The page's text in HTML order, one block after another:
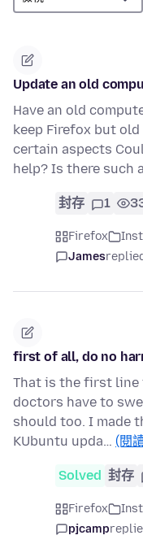
Update an old
Have an old
keep Firefox but old
certain aspects
help? Is there such
封存 1
Firefox
James
first of all, do no
That is the first line
doctors have to
should too. I made
KUbuntu upda… (閱
Solved 封存
Firefox
pjcamp